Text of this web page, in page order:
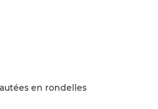
en rondelles